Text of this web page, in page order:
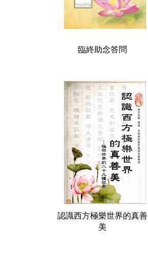
臨終助念答問
認識西方極樂世界的真善
美